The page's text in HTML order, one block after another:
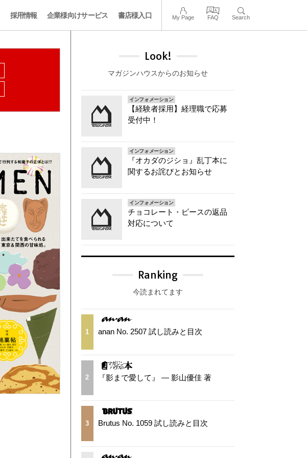
採用情報 企業様向けサービス 書店様入口 My Page FAQ Search
Look!
マガジンハウスからのお知らせ
インフォメーション
【経験者採用】経理職で応募
受付中！
インフォメーション
『オカダのジショ』乱丁本に
関するお詫びとお知らせ
インフォメーション
チョコレート・ピースの返品
対応について
Ranking
今読まれてます
1 anan No. 2507 試し読みと目次
2 『影まで愛して』 — 影山優佳 著
3 Brutus No. 1059 試し読みと目次